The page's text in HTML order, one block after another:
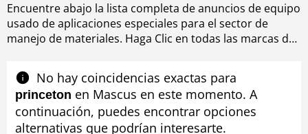
Encuentre abajo la lista completa de anuncios de equipo
usado de aplicaciones especiales para el sector de
manejo de materiales. Haga Clic en todas las marcas de
comprobar las máquinas usadas disponibles de
aplicaciones especiales ordenadas por marca. Use
herramienta avanzada de navegación situada en el lado
izquierdo para mejorar los resultados de búsqueda de
aplicaciones especiales .
No hay coincidencias exactas para
princeton en Mascus en este momento. A
continuación, puedes encontrar opciones
alternativas que podrían interesarte.